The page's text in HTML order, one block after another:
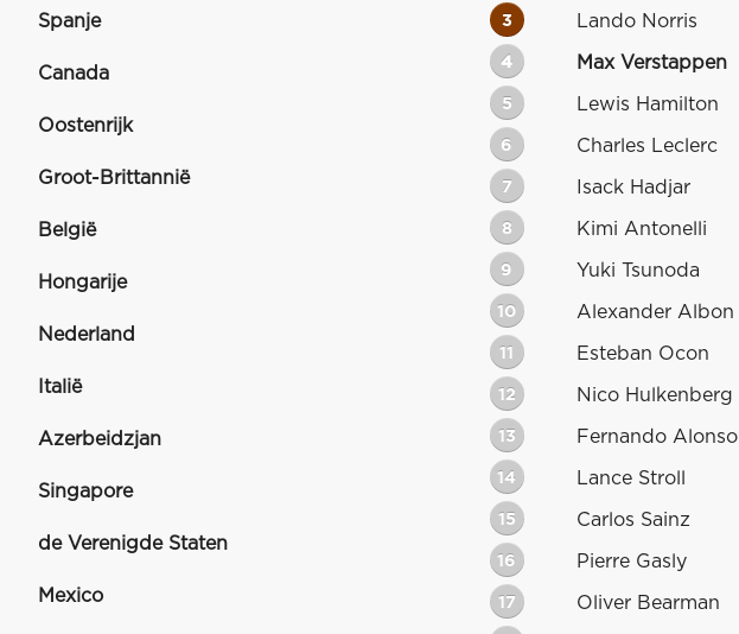
Spanje
Canada
Oostenrijk
Groot-Brittannië
België
Hongarije
Nederland
Italië
Azerbeidzjan
Singapore
de Verenigde Staten
Mexico
3 Lando Norris
4 Max Verstappen
5 Lewis Hamilton
6 Charles Leclerc
7 Isack Hadjar
8 Kimi Antonelli
9 Yuki Tsunoda
10 Alexander Albon
11 Esteban Ocon
12 Nico Hulkenberg
13 Fernando Alonso
14 Lance Stroll
15 Carlos Sainz
16 Pierre Gasly
17 Oliver Bearman